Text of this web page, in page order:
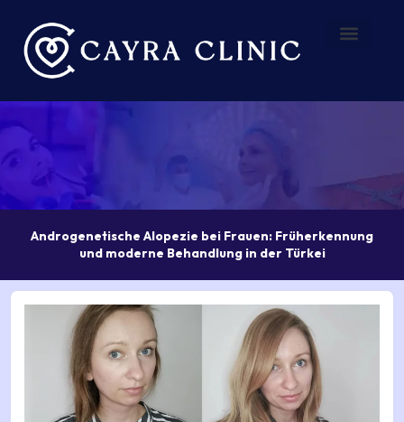
Inhalt
springen
Androgenetische Alopezie bei Frauen: Früherkennung
und moderne Behandlung in der Türkei